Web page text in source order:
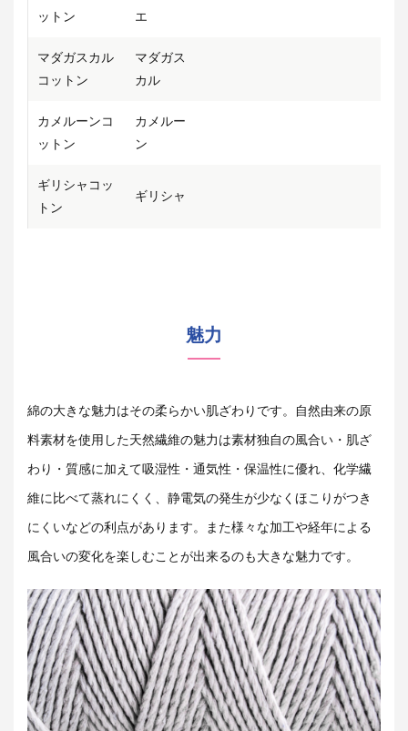
ットン
エ
マダガスカル
コットン
マダガス
カル
カメルーンコ
ットン
カメルー
ン
ギリシャコッ
トン
ギリシャ
魅力
綿の大きな魅力はその柔らかい肌ざわりです。自然由来の原
料素材を使用した天然繊維の魅力は素材独自の風合い・肌ざ
わり・質感に加えて吸湿性・通気性・保温性に優れ、化学繊
維に比べて蒸れにくく、静電気の発生が少なくほこりがつき
にくいなどの利点があります。また様々な加工や経年による
風合いの変化を楽しむことが出来るのも大きな魅力です。